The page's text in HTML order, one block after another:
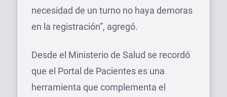
necesidad de un turno no haya demoras
en la registración”, agregó.
Desde el Ministerio de Salud se recordó
que el Portal de Pacientes es una
herramienta que complementa el